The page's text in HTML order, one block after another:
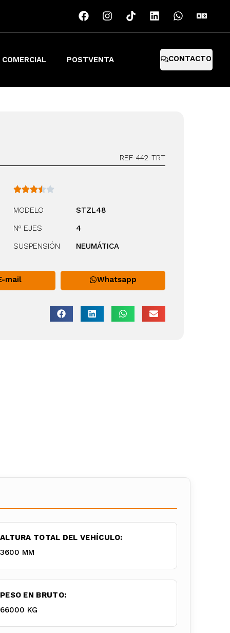
COMERCIAL POSTVENTA CONTACTO
REF-442-TRT
MODELO
STZL48
Nº EJES
4
SUSPENSIÓN
NEUMÁTICA
mail Whatsapp
ALTURA TOTAL DEL VEHÍCULO:
3600 MM
PESO EN BRUTO:
66000 KG